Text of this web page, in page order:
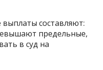
составляют:
предельные,
в суд на